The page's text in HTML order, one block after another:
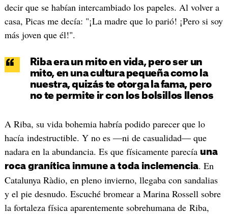
decir que se habían intercambiado los papeles. Al volver a
casa, Picas me decía: "¡La madre que lo parió! ¡Pero si soy
más joven que él!".
Riba era un mito en vida, pero ser un
mito, en una cultura pequeña como la
nuestra, quizás te otorga la fama, pero
no te permite ir con los bolsillos llenos
A Riba, su vida bohemia habría podido parecer que lo
hacía indestructible. Y no es ―ni de casualidad― que
nadara en la abundancia. Es que físicamente parecía una
roca granítica inmune a toda inclemencia. En
Catalunya Ràdio, en pleno invierno, llegaba con sandalias
y el pie desnudo. Escuché bromear a Marina Rossell sobre
la fortaleza física aparentemente sobrehumana de Riba,